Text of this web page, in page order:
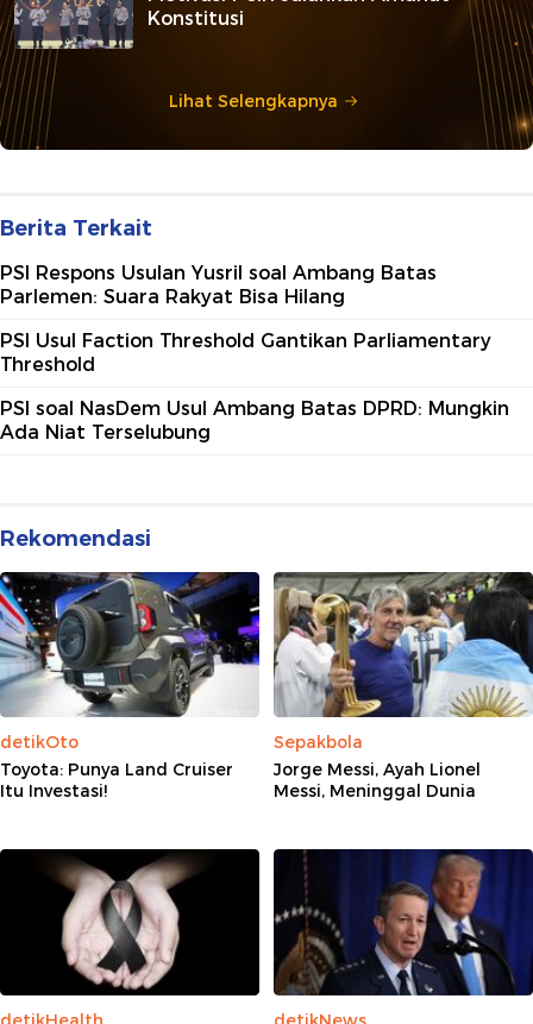
Konstitusi
Lihat Selengkapnya
Berita Terkait
PSI Respons Usulan Yusril soal Ambang Batas
Parlemen: Suara Rakyat Bisa Hilang
PSI Usul Faction Threshold Gantikan Parliamentary
Threshold
PSI soal NasDem Usul Ambang Batas DPRD: Mungkin
Ada Niat Terselubung
Rekomendasi
detikOto
Toyota: Punya Land Cruiser
Itu Investasi!
Sepakbola
Jorge Messi, Ayah Lionel
Messi, Meninggal Dunia